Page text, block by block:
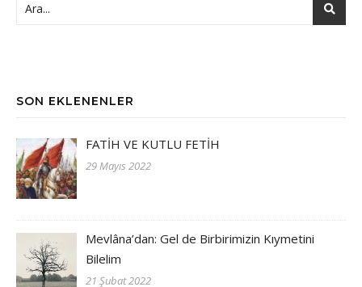
SON EKLENENLER
FATİH VE KUTLU FETİH
29 Mayıs 2022
Mevlâna’dan: Gel de Birbirimizin Kıymetini
Bilelim
21 Şubat 2022